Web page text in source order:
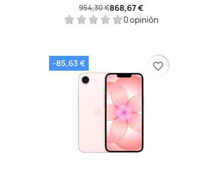
954,30 €868,67 €
0 opinión
-85,63 € favorite_border